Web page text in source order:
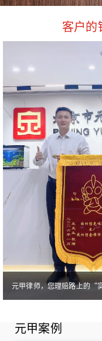
客户
元甲律师，您理赔路上的“
元甲案例